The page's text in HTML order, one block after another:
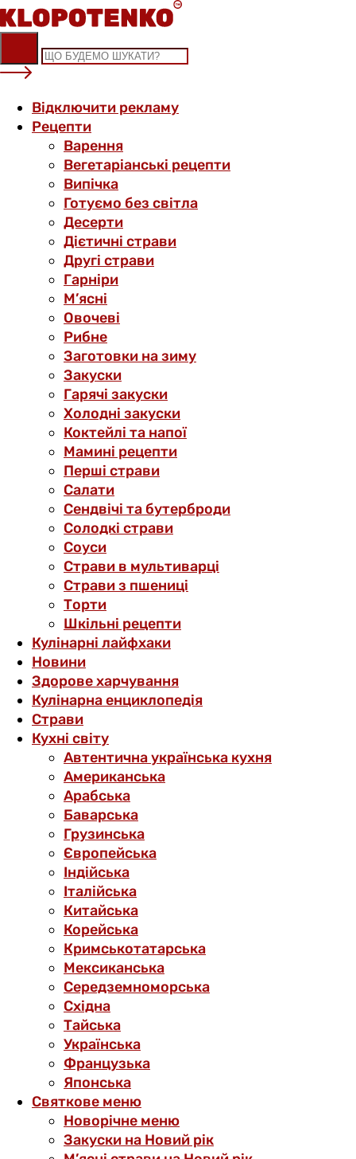
Skip
to
content
Відключити рекламу
Рецепти
Варення
Вегетаріанські рецепти
Випічка
Готуємо без світла
Десерти
Дієтичні страви
Другі страви
Гарніри
М’ясні
Овочеві
Рибне
Заготовки на зиму
Закуски
Гарячі закуски
Холодні закуски
Коктейлі та напої
Мамині рецепти
Перші страви
Салати
Сендвічі та бутерброди
Солодкі страви
Соуси
Страви в мультиварці
Страви з пшениці
Торти
Шкільні рецепти
Кулінарні лайфхаки
Новини
Здорове харчування
Кулінарна енциклопедія
Страви
Кухні світу
Автентична українська кухня
Американська
Арабська
Баварська
Грузинська
Європейська
Індійська
Італійська
Китайська
Корейська
Кримськотатарська
Мексиканська
Середземноморська
Східна
Тайська
Українська
Французька
Японська
Святкове меню
Новорічне меню
Закуски на Новий рік